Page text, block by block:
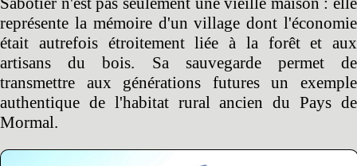
représente la mémoire d'un village dont l'économie
était autrefois étroitement liée à la forêt et aux
artisans du bois. Sa sauvegarde permet de
transmettre aux générations futures un exemple
authentique de l'habitat rural ancien du Pays de
Mormal.